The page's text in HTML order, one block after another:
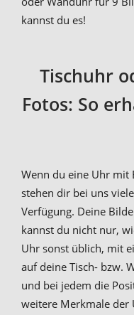
kannst du es!
Tischuhr
Fotos: So
Wenn du eine Uhr mit
stehen dir bei uns
Verfügung. Deine
kannst du nicht nur,
Uhr sonst üblich, mit
auf deine Tisch- bzw.
und bei jedem die
weitere Merkmale der